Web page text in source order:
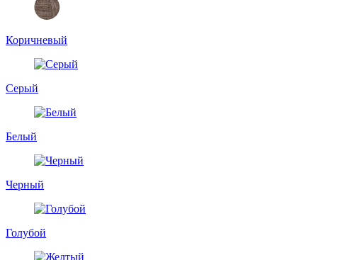
Коричневый
Серый
Белый
Черный
Голубой